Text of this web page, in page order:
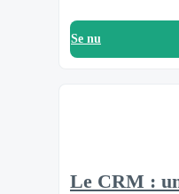
Se nu
Le CRM :